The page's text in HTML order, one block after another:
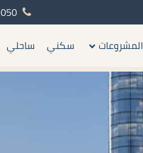
المشروعات سكني ساحلي